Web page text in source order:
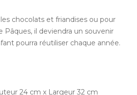
chocolats et friandises ou pour
Pâques, il deviendra un souvenir
pourra réutiliser chaque année.
24 cm x Largeur 32 cm